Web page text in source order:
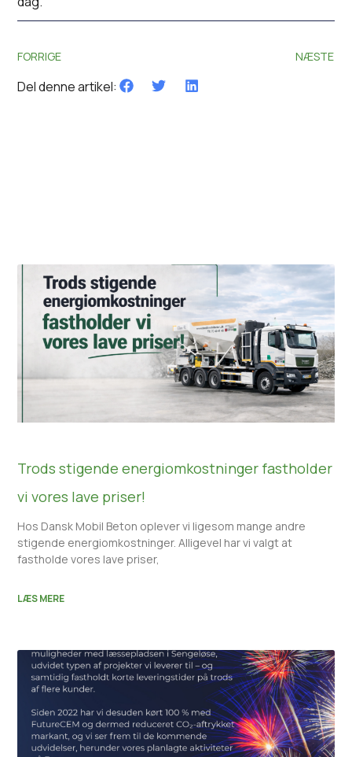
FORRIGE NÆSTE
Del denne artikel:
Trods stigende energiomkostninger fastholder
vi vores lave priser!
Hos Dansk Mobil Beton oplever vi ligesom mange andre
stigende energiomkostninger. Alligevel har vi valgt at
fastholde vores lave priser,
LÆS MERE